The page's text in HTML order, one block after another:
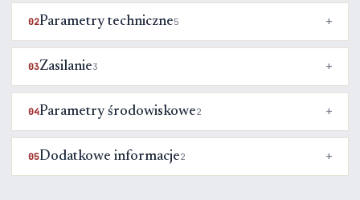
02Parametry techniczne5
03Zasilanie3
04Parametry środowiskowe2
05Dodatkowe informacje2